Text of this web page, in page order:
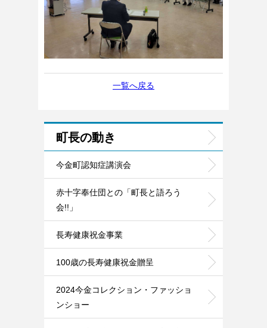
一覧へ戻る
町長の動き
今金町認知症講演会
赤十字奉仕団との「町長と語ろう
会!!」
長寿健康祝金事業
100歳の長寿健康祝金贈呈
2024今金コレクション・ファッショ
ンショー